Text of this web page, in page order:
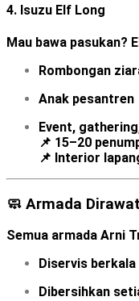
4. Isuzu Elf Long
Mau bawa pasukan?
Rombongan
Anak pesantren
Event,
📌 15–20
📌 Interior
🧼 Armada
Semua armada Arni
Diservis berkala
Dibersihkan